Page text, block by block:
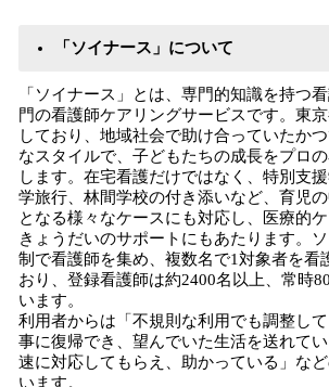
「ソイナース」について
「ソイナース」とは、専門的知識を持つ
門の看護師ケアリングサービスです。東
しており、地域社会で助け合っていたか
なスタイルで、子どもたちの成長をプロ
します。在宅看護だけではなく、特別支
学旅行、林間学校の付き添いなど、育児
となる様々なケースにも対応し、医療的
きょうだいのサポートにもあたります。
制で看護師を集め、複数名で1対象者を看
おり、登録看護師は約2400名以上、常時
います。
利用者からは「不規則な利用でも調整し
事に復帰でき、望んでいた生活を送れて
速に対応してもらえ、助かっている」な
います。